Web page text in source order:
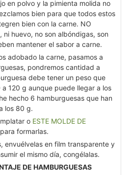
en polvo y la pimienta molida no
bien para que todos estos
bien con la carne. NO
ni huevo, no son albóndigas, son
mantener el sabor a carne.
adobado la carne, pasamos a
pondremos cantidad a
debe tener un peso que
120 g aunque puede llegar a los
hecho 6 hamburguesas que han
los 80 g.
o ESTE MOLDE DE
para formarlas.
envuélvelas en film transparente y
el mismo día, congélalas.
DE HAMBURGUESAS